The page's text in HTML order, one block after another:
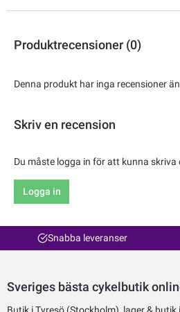
Produktrecensioner (0)
Denna produkt har inga recensioner
Skriv en recension
Du måste logga in för att kunna skriva
Logga in
Snabba leveranser
Sveriges bästa cykelbutik